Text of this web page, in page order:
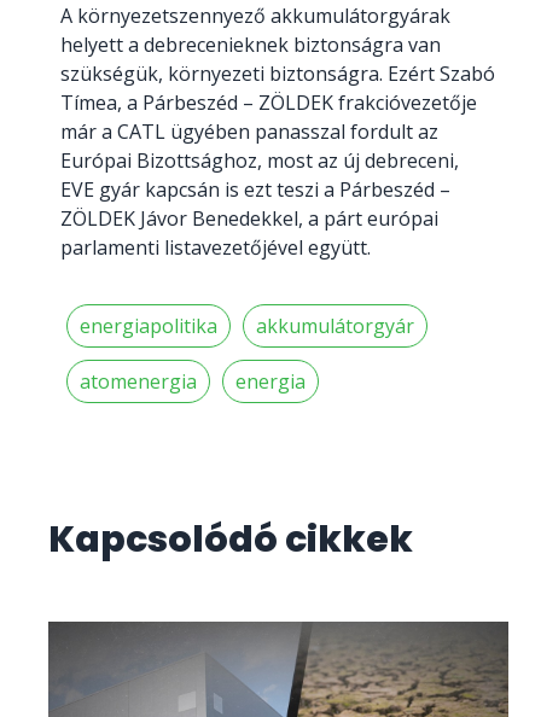
A környezetszennyező akkumulátorgyárak
helyett a debrecenieknek biztonságra van
szükségük, környezeti biztonságra. Ezért Szabó
Tímea, a Párbeszéd – ZÖLDEK frakcióvezetője
már a CATL ügyében panasszal fordult az
Európai Bizottsághoz, most az új debreceni,
EVE gyár kapcsán is ezt teszi a Párbeszéd –
ZÖLDEK Jávor Benedekkel, a párt európai
parlamenti listavezetőjével együtt.
energiapolitika akkumulátorgyár
atomenergia energia
Kapcsolódó cikkek